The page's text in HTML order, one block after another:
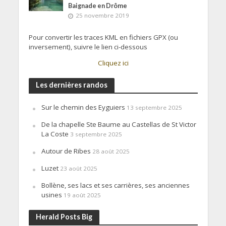
Baignade en Drôme
25 novembre 2019
Pour convertir les traces KML en fichiers GPX (ou
inversement), suivre le lien ci-dessous
Cliquez ici
Les dernières randos
Sur le chemin des Eyguiers 13 septembre 2025
De la chapelle Ste Baume au Castellas de St Victor
La Coste 3 septembre 2025
Autour de Ribes 28 août 2025
Luzet 23 août 2025
Bollène, ses lacs et ses carrières, ses anciennes
usines 19 août 2025
Herald Posts Big